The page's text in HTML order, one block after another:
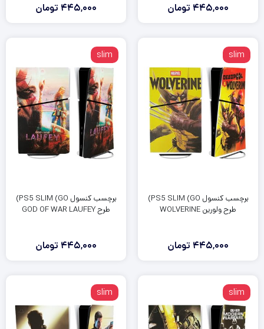
445,000 تومان 445,000 تومان
slim
برچسب کنسول PS5 SLIM (GO)
طرح ولورین WOLVERINE
445,000 تومان
slim
برچسب کنسول PS5 SLIM (GO)
طرح GOD OF WAR LAUFEY
445,000 تومان
slim
slim